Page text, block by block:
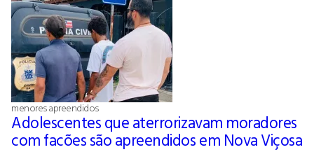
menores apreendidos
Adolescentes que aterrorizavam moradores
com facões são apreendidos em Nova Viçosa